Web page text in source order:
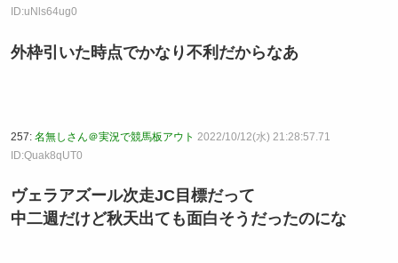
ID:uNls64ug0
外枠引いた時点でかなり不利だからなあ
257: 名無しさん＠実況で競馬板アウト 2022/10/12(水) 21:28:57.71
ID:Quak8qUT0
ヴェラアズール次走JC目標だって
中二週だけど秋天出ても面白そうだったのにな